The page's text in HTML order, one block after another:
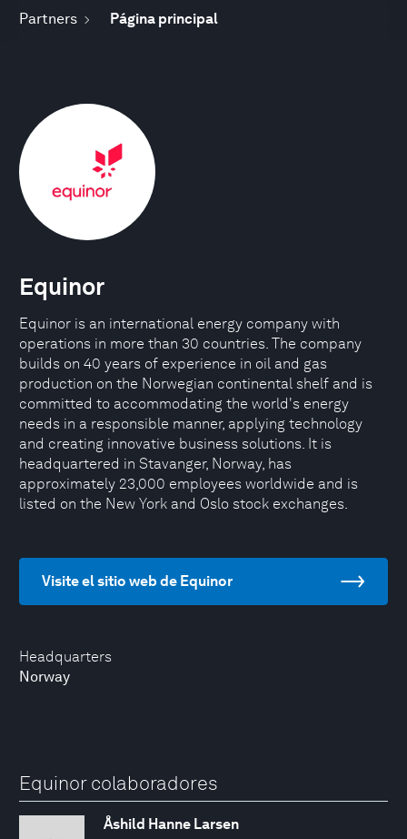
Partners Página principal
Headquarters
Norway
Equinor
Equinor is an international energy company with
operations in more than 30 countries. The company
builds on 40 years of experience in oil and gas
production on the Norwegian continental shelf and is
committed to accommodating the world's energy
needs in a responsible manner, applying technology
and creating innovative business solutions. It is
headquartered in Stavanger, Norway, has
approximately 23,000 employees worldwide and is
listed on the New York and Oslo stock exchanges.
Visite el sitio web de Equinor
Equinor colaboradores
Åshild Hanne Larsen